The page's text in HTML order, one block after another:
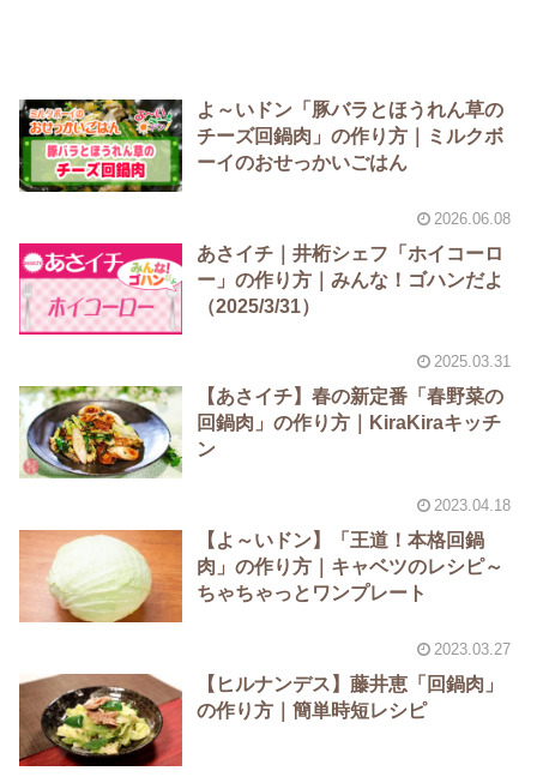
よ～いドン「豚バラとほうれん草の
チーズ回鍋肉」の作り方｜ミルクボ
ーイのおせっかいごはん
2026.06.08
あさイチ｜井桁シェフ「ホイコーロ
ー」の作り方｜みんな！ゴハンだよ
（2025/3/31）
2025.03.31
【あさイチ】春の新定番「春野菜の
回鍋肉」の作り方｜KiraKiraキッチ
ン
2023.04.18
【よ～いドン】「王道！本格回鍋
肉」の作り方｜キャベツのレシピ～
ちゃちゃっとワンプレート
2023.03.27
【ヒルナンデス】藤井恵「回鍋肉」
の作り方｜簡単時短レシピ